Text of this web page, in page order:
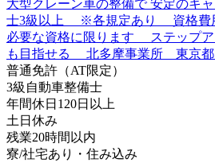
普通免許（AT限定）
3級自動車整備士
年間休日120日以上
土日休み
残業20時間以内
寮/社宅あり・住み込み